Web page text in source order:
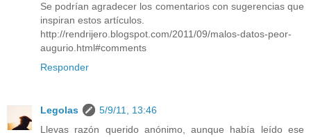
Se podrían agradecer los comentarios con sugerencias que
inspiran estos artículos.
http://rendrijero.blogspot.com/2011/09/malos-datos-peor-
augurio.html#comments
Responder
Legolas
5/9/11, 13:46
Llevas razón querido anónimo, aunque había leído ese